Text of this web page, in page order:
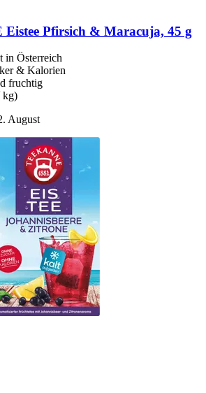
Eistee Pfirsich & Maracuja, 45 g
in Österreich
& Kalorien
fruchtig
kg)
August